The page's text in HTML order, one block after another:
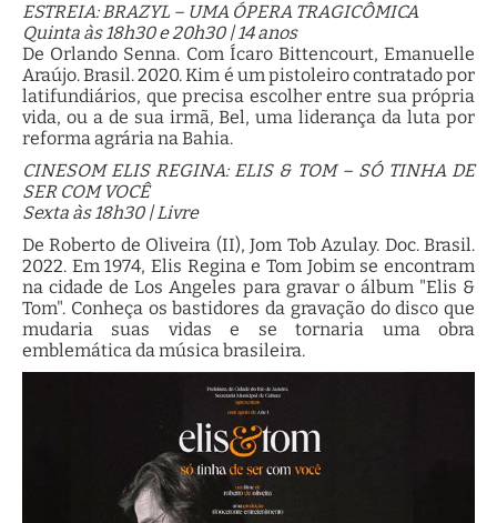
ESTREIA: BRAZYL – UMA ÓPERA TRAGICÔMICA
Quinta às 18h30 e 20h30 | 14 anos
De Orlando Senna. Com Ícaro Bittencourt, Emanuelle
Araújo. Brasil. 2020. Kim é um pistoleiro contratado por
latifundiários, que precisa escolher entre sua própria
vida, ou a de sua irmã, Bel, uma liderança da luta por
reforma agrária na Bahia.
CINESOM ELIS REGINA: ELIS & TOM – SÓ TINHA DE
SER COM VOCÊ
Sexta às 18h30 | Livre
De Roberto de Oliveira (II), Jom Tob Azulay. Doc. Brasil.
2022. Em 1974, Elis Regina e Tom Jobim se encontram
na cidade de Los Angeles para gravar o álbum "Elis &
Tom". Conheça os bastidores da gravação do disco que
mudaria suas vidas e se tornaria uma obra
emblemática da música brasileira.